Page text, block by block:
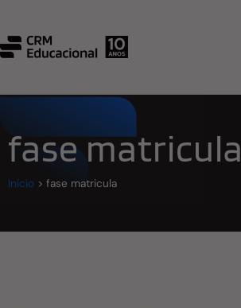
fase matricula
Início > fase matricula